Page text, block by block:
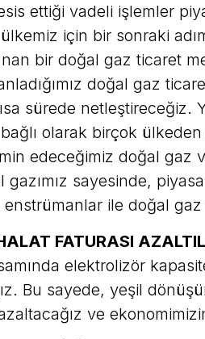
ettiği vadeli işlemler
için bir sonraki
bir doğal gaz ticaret
doğal gaz
sürede netleştireceğiz.
bağlı olarak birçok
edeceğimiz doğal gaz
sayesinde,
ile doğal
FATURASI
elektrolizör
Bu sayede, yeşil
ve